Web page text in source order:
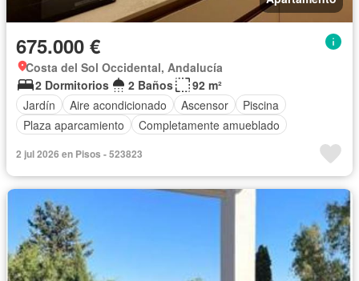
675.000 €
Costa del Sol Occidental, Andalucía
2 Dormitorios
2 Baños
92 m²
Jardín
Aire acondicionado Ascensor
Piscina
Plaza aparcamiento
Completamente amueblado
2 jul 2026 en Pisos - 523823